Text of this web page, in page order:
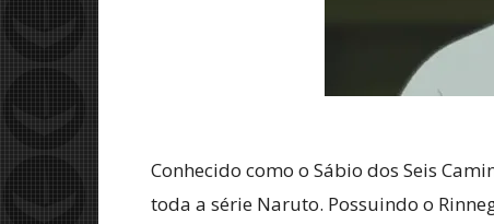
Conhecido como o Sábio dos Seis
toda a série Naruto. Possuindo o